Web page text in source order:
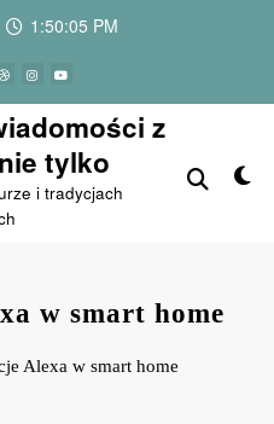
1:50:05 PM
z
tylko
i tradycjach
w smart home
Alexa w smart home